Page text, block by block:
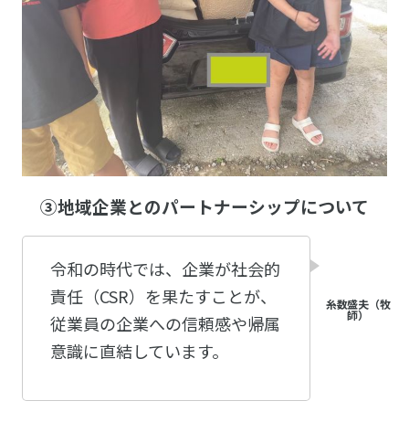
③地域企業とのパートナーシップについて
令和の時代では、企業が社会的
責任（CSR）を果たすことが、
従業員の企業への信頼感や帰属
意識に直結しています。